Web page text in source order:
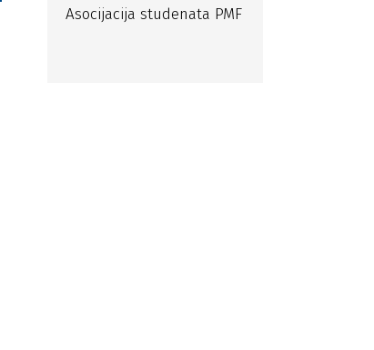
Asocijacija studenata PMF